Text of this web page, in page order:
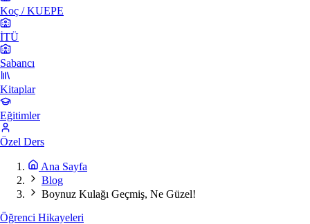
Koç / KUEPE
İTÜ
Sabancı
Kitaplar
Eğitimler
Özel Ders
Ana Sayfa
Blog
Boynuz Kulağı Geçmiş, Ne Güzel!
Öğrenci Hikayeleri